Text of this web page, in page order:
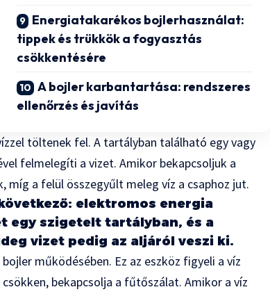
Energiatakarékos bojlerhasználat:
tippek és trükkök a fogyasztás
csökkentésére
A bojler karbantartása: rendszeres
ellenőrzés és javítás
töltenek fel. A tartályban található egy vagy
felmelegíti a vizet. Amikor bekapcsoljuk a
míg a felül összegyűlt meleg víz a csaphoz jut.
elektromos energia
egy szigetelt tartályban, és a
vizet pedig az aljáról veszi ki.
működésében. Ez az eszköz figyeli a víz
bekapcsolja a fűtőszálat. Amikor a víz